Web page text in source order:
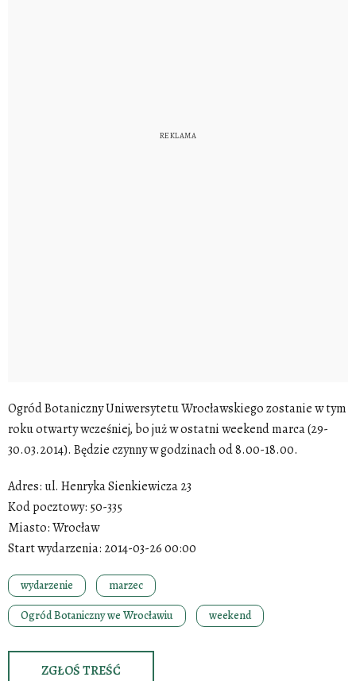
Ogród Botaniczny Uniwersytetu Wrocławskiego zostanie w tym
roku otwarty wcześniej, bo już w ostatni weekend marca (29-
30.03.2014). Będzie czynny w godzinach od 8.00-18.00.
Adres: ul. Henryka Sienkiewicza 23
Kod pocztowy: 50-335
Miasto:Wrocław
Start wydarzenia: 2014-03-26 00:00
wydarzenie
marzec
Ogród Botaniczny we Wrocławiu
weekend
ZGŁOŚ TREŚĆ